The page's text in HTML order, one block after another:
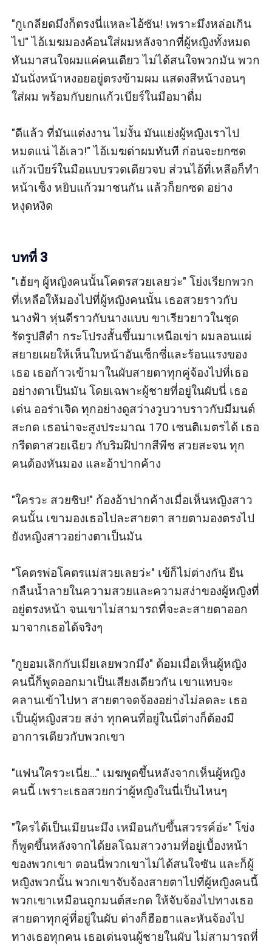
"กูเกลียดมึงก็ตรงนี่แหละไอ้ซัน! เพราะมึงหล่อเกิน
ไป" ไอ้เมฆมองค้อนใส่ผมหลังจากที่ผู้หญิงทั้งหมด
หันมาสนใจผมแค่คนเดียว ไม่ได้สนใจพวกมัน พวก
มันนั่งหน้าหงอยอยู่ตรงข้ามผม แสดงสีหน้างอนๆ
ใส่ผม พร้อมกับยกแก้วเบียร์ในมือมาดื่ม
"ดีแล้ว ที่มันแต่งงาน ไม่งั้น มันแย่งผู้หญิงเราไป
หมดแน่ ไอ้เลว!" ไอ้เมฆด่าผมทันที ก่อนจะยกซด
แก้วเบียร์ในมือแบบรวดเดียวจบ ส่วนไอ้ที่เหลือก็ทำ
หน้าเซ็ง หยิบแก้วมาชนกัน แล้วก็ยกซด อย่าง
หงุดหงิด
บทที่ 3
"เฮ้ยๆ ผู้หญิงคนนั้นโคตรสวยเลยว่ะ" โย่งเรียกพวก
ที่เหลือให้มองไปที่ผู้หญิงคนนั้น เธอสวยราวกับ
นางฟ้า หุ่นดีราวกับนางแบบ ขาเรียวยาวในชุด
รัดรูปสีดำ กระโปรงสั้นขึ้นมาเหนือเข่า ผมลอนแผ่
สยายเผยให้เห็นใบหน้าอันเซ็กซี่และร้อนแรงของ
เธอ เธอก้าวเข้ามาในผับสายตาทุกคู่จ้องไปที่เธอ
อย่างตาเป็นมัน โดยเฉพาะผู้ชายที่อยู่ในผับนี่ เธอ
เด่น ออร่าเจิด ทุกอย่างดูสว่างวูบวาบราวกับมีมนต์
สะกด เธอน่าจะสูงประมาณ 170 เซนติเมตรได้ เธอ
กรีดตาสวยเฉียว กับริมฝีปากสีพีช สวยสะจน ทุก
คนต้องหันมอง และอ้าปากค้าง
"ใครวะ สวยชิบ!" ก้องอ้าปากค้างเมื่อเห็นหญิงสาว
คนนั้น เขามองเธอไปละสายตา สายตามองตรงไป
ยังหญิงสาวอย่างตาเป็นมัน
"โคตรพ่อโคตรแม่สวยเลยว่ะ" เข้ก็ไม่ต่างกัน ยืน
กลืนน้ำลายในความสวยและความสง่าของผู้หญิงที่
อยู่ตรงหน้า จนเขาไม่สามารถที่จะละสายตาออก
มาจากเธอได้จริงๆ
"กูยอมเลิกกับเมียเลยพวกมึง" ต้อมเมื่อเห็นผู้หญิง
คนนี้ก็พูดออกมาเป็นเสียงเดียวกัน เขาแทบจะ
คลานเข้าไปหา สายตาจดจ้องอย่างไม่ลดละ เธอ
เป็นผู้หญิงสวย สง่า ทุกคนที่อยู่ในนี่ต่างก็ต้องมี
อาการเดียวกับพวกเขา
"แฟนใครวะเนี่ย..." เมฆพูดขึ้นหลังจากเห็นผู้หญิง
คนนี้ เพราะเธอสวยกว่าผู้หญิงในนี่เป็นไหนๆ
"ใครได้เป็นเมียนะมึง เหมือนกับขึ้นสวรรค์อ่ะ" โข่ง
ก็พูดขึ้นหลังจากได้ยลโฉมสาวงามที่อยู่เบื้องหน้า
ของพวกเขา ตอนนี่พวกเขาไม่ได้สนใจซัน และก็ผู้
หญิงพวกนั้น พวกเขาจับจ้องสายตาไปที่ผู้หญิงคนนี้
พวกเขาเหมือนถูกมนต์สะกด ให้จับจ้องไปทางเธอ
สายตาทุกคู่ที่อยู่ในผับ ต่างก็ฮือฮาและหันจ้องไป
ทางเธอทุกคน เธอเด่นจนผู้ชายในผับ ไม่สามารถที่